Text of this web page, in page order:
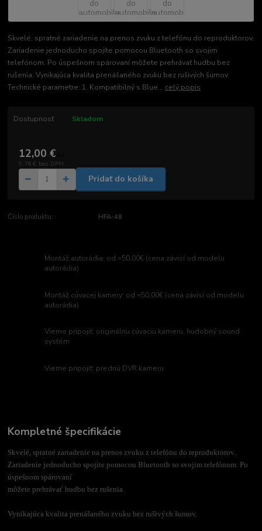
Skvelé, spratné zariadenie na prenos zvuku z telefónu do reproduktorov.
Zariadenie jednoducho spojíte pomocou Bluetooth so svojim
telefónom. Po úspešnom spárovaní môžete prehrávať hudbu bez
rušenia. Vynikajúca kvalita prenášaného zvuku bez rušivých šumov.
Technické parametre: 1. Kompatibilný s Blue... celý popis
Dostupnosť Skladom
12,00 €
9,76 € bez DPH
Pridať do košíka
Číslo produktu: HFA-48
Montáž autorádia: od =50,00€ (cena závisí od modelu
autorádia)
Montáž cúvacej kamery: od =50,00€ (cena závisí od modelu
autorádia)
Vieme pripojiť: originálnu cúvaciu kameru, hudobný sound
systém
Vieme pripojiť: prednú DVR kameru
Kompletné špecifikácie
Skvelé, spratné zariadenie na prenos zvuku z telefónu do reproduktorov.
Zariadenie jednoducho spojíte pomocou Bluetooth so svojim telefónom. Po
úspešnom spárovaní
môžete prehrávať hudbu bez rušenia.
Vynikajúca kvalita prenášaného zvuku bez rušivých šumov.